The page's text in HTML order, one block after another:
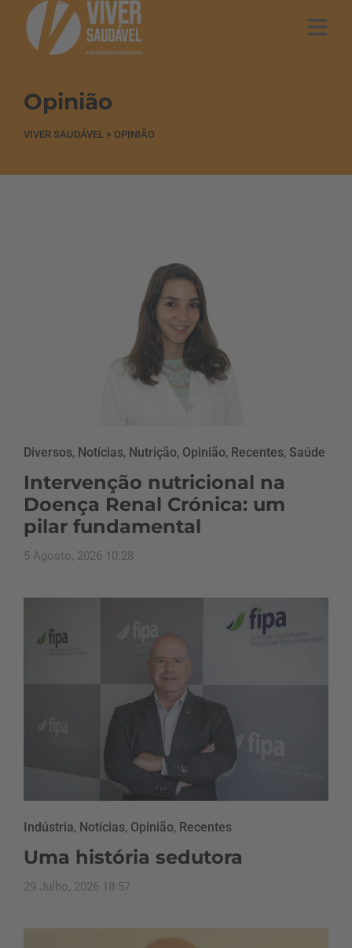
Opinião
VIVER SAUDÁVEL > OPINIÃO
Diversos, Notícias, Nutrição, Opinião, Recentes, Saúde
Intervenção nutricional na
Doença Renal Crónica: um
pilar fundamental
5 Agosto, 2026 10:28
Indústria, Notícias, Opinião, Recentes
Uma história sedutora
29 Julho, 2026 18:57